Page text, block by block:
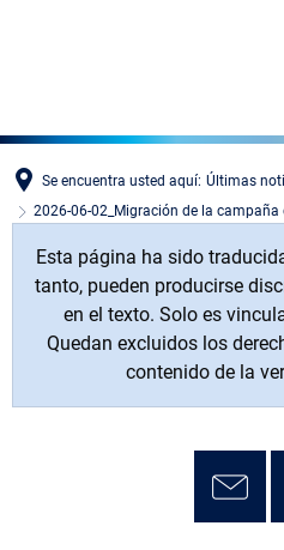
Se encuentra usted aquí: Últimas
2026-06-02_Migración de la campaña
Esta página ha sido
tanto, pueden producirse
en el texto. Solo es
Quedan excluidos los
contenido de la